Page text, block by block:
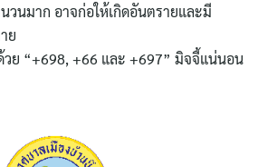
วนมาก อาจก่อให้เกิดอันตรายและมี
ย
วย “+698, +66 และ +697” มิจจี้แน่นอน